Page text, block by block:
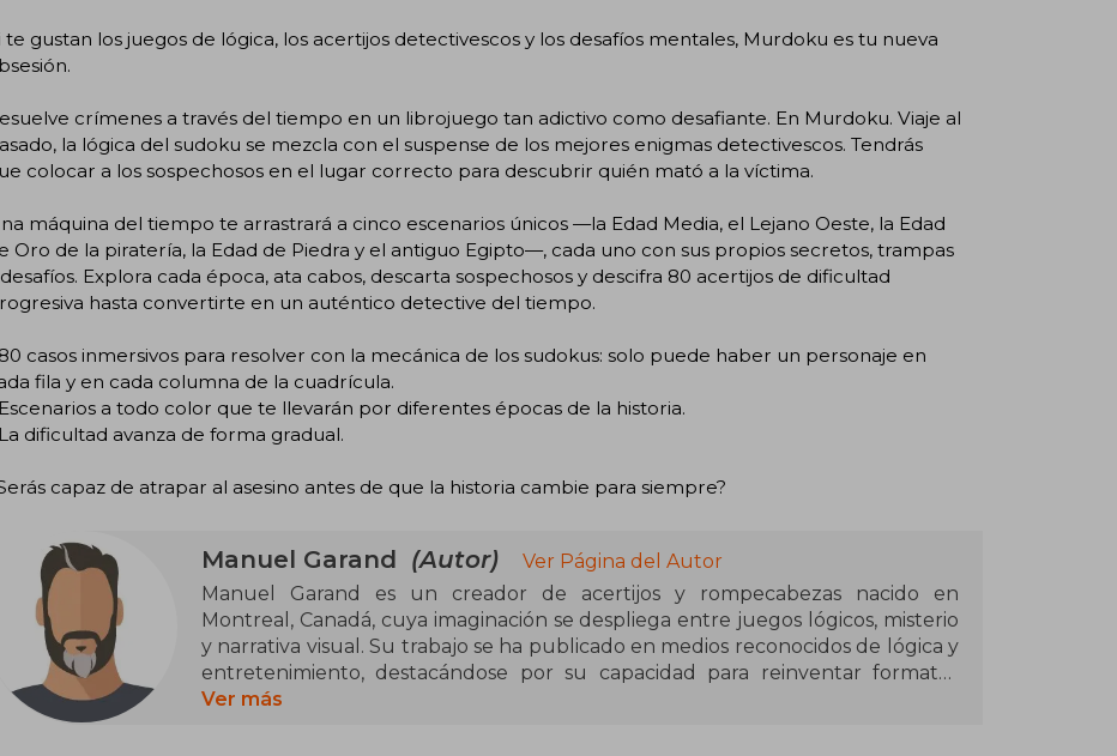
te gustan los juegos de lógica, los acertijos detectivescos y los desafíos mentales, Murdoku es tu nueva
crímenes a través del tiempo en un librojuego tan adictivo como desafiante. En Murdoku. Viaje al
la lógica del sudoku se mezcla con el suspense de los mejores enigmas detectivescos. Tendrás
colocar a los sospechosos en el lugar correcto para descubrir quién mató a la víctima.
máquina del tiempo te arrastrará a cinco escenarios únicos —la Edad Media, el Lejano Oeste, la Edad
Oro de la piratería, la Edad de Piedra y el antiguo Egipto—, cada uno con sus propios secretos, trampas
Explora cada época, ata cabos, descarta sospechosos y descifra 80 acertijos de dificultad
hasta convertirte en un auténtico detective del tiempo.
casos inmersivos para resolver con la mecánica de los sudokus: solo puede haber un personaje en
fila y en cada columna de la cuadrícula.
a todo color que te llevarán por diferentes épocas de la historia.
dificultad avanza de forma gradual.
capaz de atrapar al asesino antes de que la historia cambie para siempre?
Manuel Garand (Autor)
Ver Página del Autor
Manuel Garand es un creador de acertijos y rompecabezas nacido en
Montreal, Canadá, cuya imaginación se despliega entre juegos lógicos, misterio
y narrativa visual. Su trabajo se ha publicado en medios reconocidos de lógica y
entretenimiento, destacándose por su capacidad para reinventar formatos
populares como el sudoku y fusionarlos con elementos narrativos que
Ver más